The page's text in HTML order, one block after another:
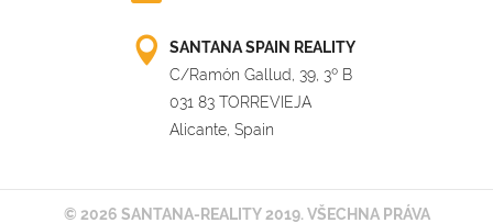
SANTANA SPAIN REALITY
C/Ramón Gallud, 39, 3º B
031 83 TORREVIEJA
Alicante, Spain
© 2026 SANTANA-REALITY 2019. VŠECHNA PRÁVA